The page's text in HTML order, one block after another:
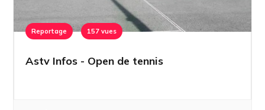
Reportage 157 vues
Astv Infos - Open de tennis